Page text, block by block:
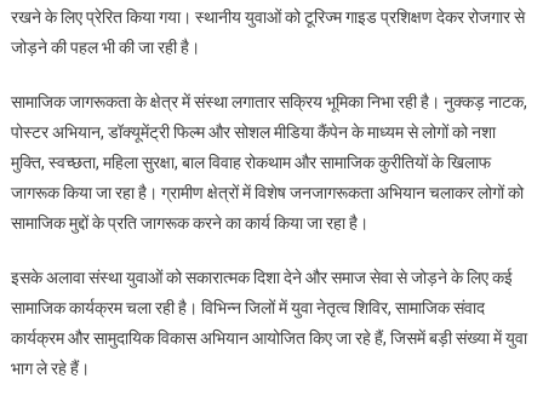
रखने के लिए प्रेरित किया गया। स्थानीय युवाओं को टूरिज्म गाइड प्रशिक्षण देकर रोजगार से
जोड़ने की पहल भी की जा रही है।
सामाजिक जागरूकता के क्षेत्र में संस्था लगातार सक्रिय भूमिका निभा रही है। नुक्कड़ नाटक,
पोस्टर अभियान, डॉक्यूमेंट्री फिल्म और सोशल मीडिया कैंपेन के माध्यम से लोगों को नशा
मुक्ति, स्वच्छता, महिला सुरक्षा, बाल विवाह रोकथाम और सामाजिक कुरीतियों के खिलाफ
जागरूक किया जा रहा है। ग्रामीण क्षेत्रों में विशेष जनजागरूकता अभियान चलाकर लोगों को
सामाजिक मुद्दों के प्रति जागरूक करने का कार्य किया जा रहा है।
इसके अलावा संस्था युवाओं को सकारात्मक दिशा देने और समाज सेवा से जोड़ने के लिए कई
सामाजिक कार्यक्रम चला रही है। विभिन्न जिलों में युवा नेतृत्व शिविर, सामाजिक संवाद
कार्यक्रम और सामुदायिक विकास अभियान आयोजित किए जा रहे हैं, जिसमें बड़ी संख्या में युवा
भाग ले रहे हैं।